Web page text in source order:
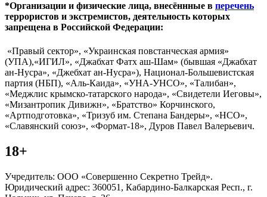
*Организации и физические лица, внесённные в перечень
террористов и экстремистов, деятельность которых
запрещена в Российской Федерации:
«Правый сектор», «Украинская повстанческая армия»
(УПА),«ИГИЛ», «Джабхат Фатх аш-Шам» (бывшая «Джабхат
ан-Нусра», «Джебхат ан-Нусра»), Национал-Большевистская
партия (НБП), «Аль-Каида», «УНА-УНСО», «Талибан»,
«Меджлис крымско-татарского народа», «Свидетели Иеговы»,
«Мизантропик Дивижн», «Братство» Корчинского,
«Артподготовка», «Тризуб им. Степана Бандеры», «НСО»,
«Славянский союз», «Формат-18», Дуров Павел Валерьевич.
18+
Учредитель: ООО «Совершенно Секретно Трейд».
Юридический адрес: 360051, Кабардино-Балкарская Респ., г.